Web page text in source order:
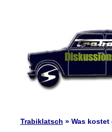
Trabiklatsch » Was